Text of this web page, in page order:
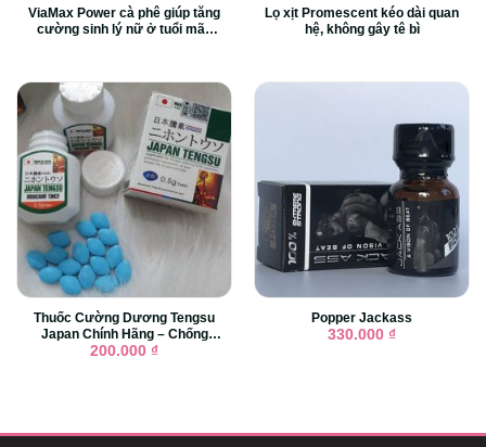
ViaMax Power cà phê giúp tăng
cường sinh lý nữ ở tuổi mãn
Lọ xịt Promescent kéo dài quan
hệ, không gây tê bì
Thuốc Cường Dương Tengsu
Japan Chính Hãng – Chống
Xuất Tinh Sớm Hiệu Qủa
200.000 ₫
Popper Jackass
330.000 ₫